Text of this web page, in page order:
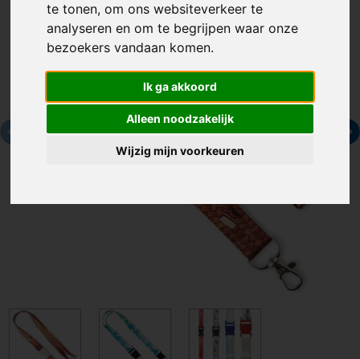
te tonen, om ons websiteverkeer te
analyseren en om te begrijpen waar onze
bezoekers vandaan komen.
Ik ga akkoord
Alleen noodzakelijk
Wijzig mijn voorkeuren